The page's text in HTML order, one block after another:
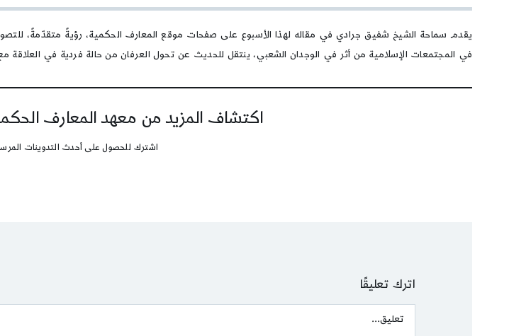
لثقافة
يقدم سماحة الشيخ شفيق جرادي في مقاله لهذا الأسبوع على صفحات موقع المعارف الحكمية، رؤيةً متقدّمةً،
في المجتمعات الإسلامية من أثر في الوجدان الشعبي، ينتقل للحديث عن تحول العرفان من حالة فردية في العلاقة مع
اكتشاف المزيد من معهد المعارف
اشترك للحصول على أحدث التدوينات
اترك تعليقًا
Comment